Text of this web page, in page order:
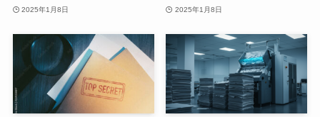
2025年1月8日 2025年1月8日